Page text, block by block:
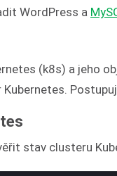
WordPress a
(k8s) a jeho
Kubernetes.
stav clusteru